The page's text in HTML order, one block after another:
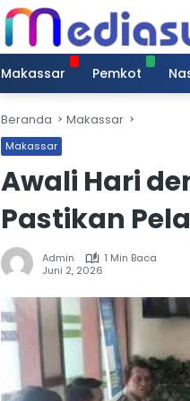
Makassar
Pemkot
Beranda Makassar
Makassar
Awali Hari
Pastikan
Admin
1 Min Baca
Juni 2, 2026